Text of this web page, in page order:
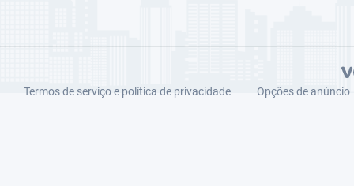
Termos de serviço e política de privacidade Opções de anúncio